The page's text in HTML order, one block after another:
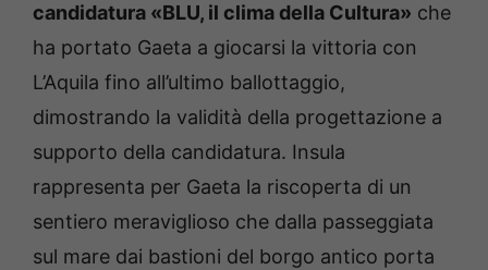
candidatura «BLU, il clima della Cultura» che
ha portato Gaeta a giocarsi la vittoria con
L’Aquila fino all’ultimo ballottaggio,
dimostrando la validità della progettazione a
supporto della candidatura. Insula
rappresenta per Gaeta la riscoperta di un
sentiero meraviglioso che dalla passeggiata
sul mare dai bastioni del borgo antico porta